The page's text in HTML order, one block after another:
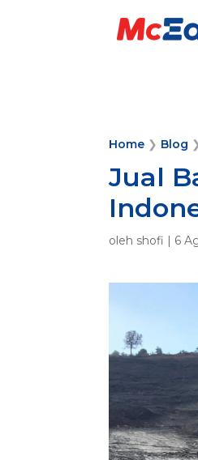
Home ❯ Blog
Jual
oleh shofi | 6